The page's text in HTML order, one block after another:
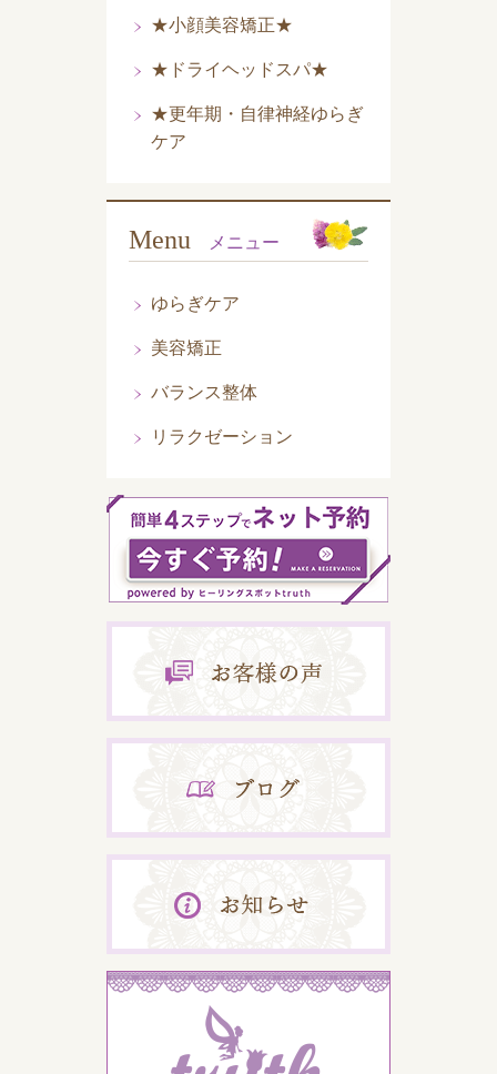
★小顔美容矯正★
★ドライヘッドスパ★
★更年期・自律神経ゆらぎ
ケア
Menu メニュー
ゆらぎケア
美容矯正
バランス整体
リラクゼーション